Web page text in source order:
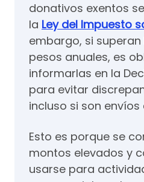
donativos exentos
la Ley del Impuesto
embargo, si superan
pesos anuales, es
informarlas en la
para evitar
incluso si son
Esto es porque se
montos elevados y
usarse para